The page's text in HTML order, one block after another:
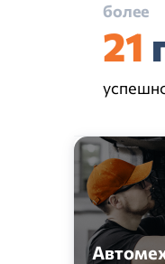
более
21